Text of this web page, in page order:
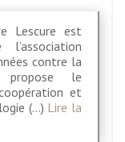
Lescure est
contre la
le
et
(…) Lire la